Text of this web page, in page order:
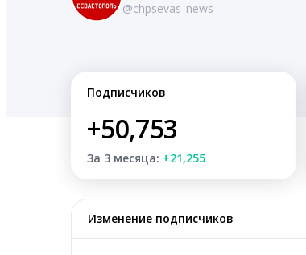
@chpsevas_news
Подписчиков
+50,753
За 3 месяца: +21,255
Изменение подписчиков